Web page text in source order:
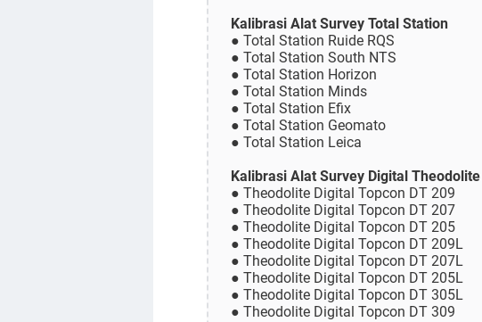
Kalibrasi Alat Survey Total Station
● Total Station Ruide RQS
● Total Station South NTS
● Total Station Horizon
● Total Station Minds
● Total Station Efix
● Total Station Geomato
● Total Station Leica
Kalibrasi Alat Survey Digital
● Theodolite Digital Topcon DT 209
● Theodolite Digital Topcon DT 207
● Theodolite Digital Topcon DT 205
● Theodolite Digital Topcon DT 209L
● Theodolite Digital Topcon DT 207L
● Theodolite Digital Topcon DT 205L
● Theodolite Digital Topcon DT 305L
● Theodolite Digital Topcon DT 309